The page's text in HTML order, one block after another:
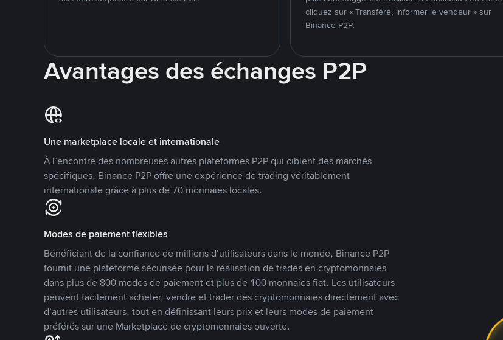
cliquez sur « Transféré, informer le vendeur » sur
Binance P2P.
Avantages des échanges P2P
Une marketplace locale et internationale
À l’encontre des nombreuses autres plateformes P2P qui ciblent des marchés
spécifiques, Binance P2P offre une expérience de trading véritablement
internationale grâce à plus de 70 monnaies locales.
Modes de paiement flexibles
Bénéficiant de la confiance de millions d’utilisateurs dans le monde, Binance P2P
fournit une plateforme sécurisée pour la réalisation de trades en cryptomonnaies
dans plus de 800 modes de paiement et plus de 100 monnaies fiat. Les utilisateurs
peuvent facilement acheter, vendre et trader des cryptomonnaies directement avec
d’autres utilisateurs, tout en définissant leurs prix et leurs modes de paiement
préférés sur une Marketplace de cryptomonnaies ouverte.